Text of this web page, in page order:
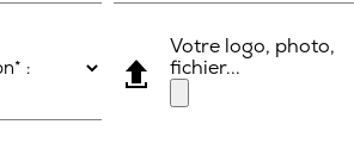
Votre logo, photo,
fichier...